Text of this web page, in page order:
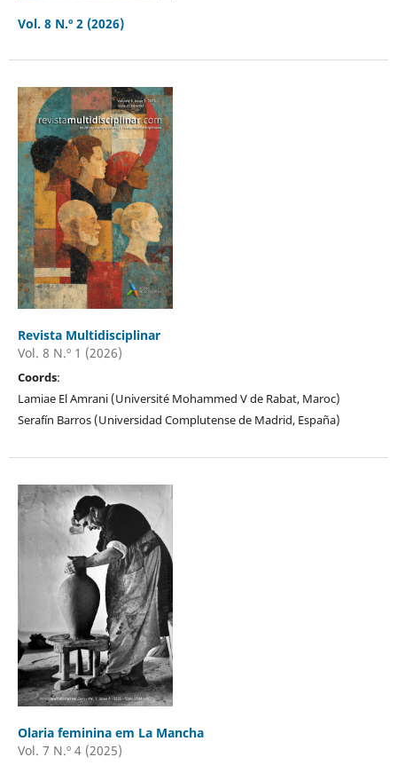
Vol. 8 N.º 2 (2026)
Revista Multidisciplinar
Vol. 8 N.º 1 (2026)
Coords:
Lamiae El Amrani (Université Mohammed V de Rabat, Maroc)
Serafín Barros (Universidad Complutense de Madrid, España)
Olaria feminina em La Mancha
Vol. 7 N.º 4 (2025)